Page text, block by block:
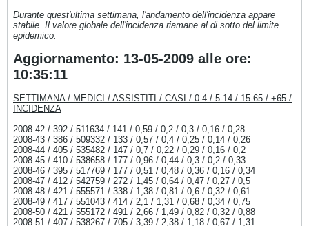
Durante quest'ultima settimana, l'andamento dell'incidenza appare
stabile. Il valore globale dell'incidenza riamane al di sotto del limite
epidemico.
Aggiornamento: 13-05-2009 alle ore:
10:35:11
SETTIMANA / MEDICI / ASSISTITI / CASI / 0-4 / 5-14 / 15-65 / +65 /
INCIDENZA
2008-42 / 392 / 511634 / 141 / 0,59 / 0,2 / 0,3 / 0,16 / 0,28
2008-43 / 386 / 509332 / 133 / 0,57 / 0,4 / 0,25 / 0,14 / 0,26
2008-44 / 405 / 535482 / 147 / 0,7 / 0,22 / 0,29 / 0,16 / 0,2
2008-45 / 410 / 538658 / 177 / 0,96 / 0,44 / 0,3 / 0,2 / 0,33
2008-46 / 395 / 517769 / 177 / 0,51 / 0,48 / 0,36 / 0,16 / 0,34
2008-47 / 412 / 542759 / 272 / 1,45 / 0,64 / 0,47 / 0,27 / 0,5
2008-48 / 421 / 555571 / 338 / 1,38 / 0,81 / 0,6 / 0,32 / 0,61
2008-49 / 417 / 551043 / 414 / 2,1 / 1,31 / 0,68 / 0,34 / 0,75
2008-50 / 421 / 555172 / 491 / 2,66 / 1,49 / 0,82 / 0,32 / 0,88
2008-51 / 407 / 538267 / 705 / 3,39 / 2,38 / 1,18 / 0,67 / 1,31